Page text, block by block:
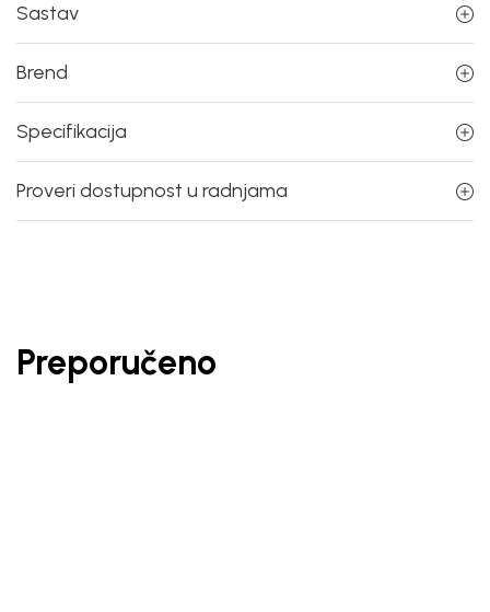
Sastav
Brend
Specifikacija
Proveri dostupnost u radnjama
Preporučeno